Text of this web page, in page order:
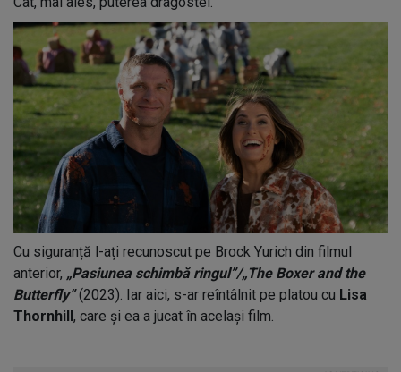
Cu siguranță l-ați recunoscut pe Brock Yurich din filmul
anterior, „Pasiunea schimbă ringul”/„The Boxer and the
Butterfly”(2023). Iar aici, s-ar reîntâlnit pe platou cu Lisa
Thornhill , care și ea a jucat în același film.